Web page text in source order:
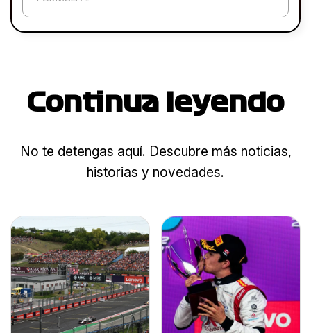
Continua leyendo
No te detengas aquí. Descubre más noticias,
historias y novedades.